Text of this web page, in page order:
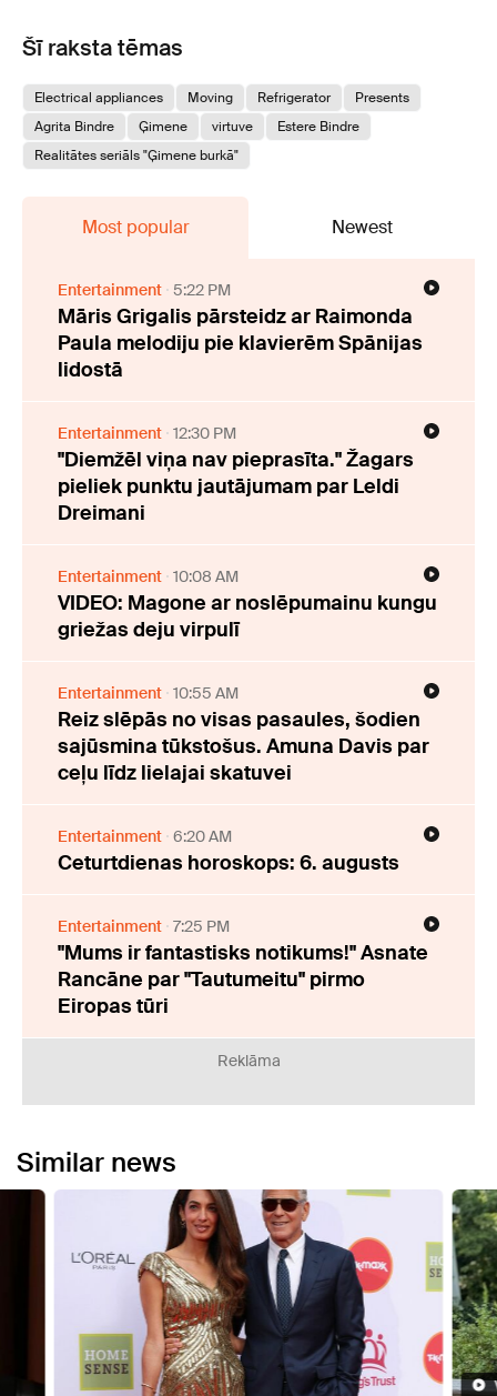
Šī raksta tēmas
Electrical appliances Moving Refrigerator
Presents
Agrita Bindre
Ģimene virtuve
Estere Bindre
Realitātes seriāls "Ģimene burkā"
Most popular Newest
Entertainment 5:22 PM
Māris Grigalis pārsteidz ar Raimonda
Paula melodiju pie klavierēm Spānijas
lidostā
Entertainment 12:30 PM
"Diemžēl viņa nav pieprasīta." Žagars
pieliek punktu jautājumam par Leldi
Dreimani
Entertainment 10:08 AM
VIDEO: Magone ar noslēpumainu kungu
griežas deju virpulī
Entertainment 10:55 AM
Reiz slēpās no visas pasaules, šodien
sajūsmina tūkstošus. Amuna Davis par
ceļu līdz lielajai skatuvei
Entertainment 6:20 AM
Ceturtdienas horoskops: 6. augusts
Entertainment 7:25 PM
"Mums ir fantastisks notikums!" Asnate
Rancāne par "Tautumeitu" pirmo
Eiropas tūri
Reklāma
Similar news